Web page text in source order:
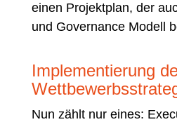
einen Projektplan, der
und Governance Modell
Implementierung
Nun zählt nur eines: